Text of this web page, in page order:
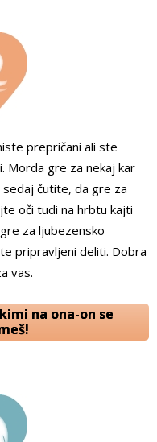
prepričani ali ste
Morda gre za nekaj kar
čutite, da gre za
oči tudi na hrbtu kajti
za ljubezensko
pripravljeni deliti. Dobra
vas.
na ona-on se